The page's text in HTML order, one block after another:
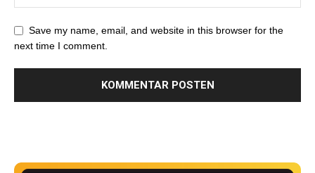
Save my name, email, and website in this browser for the
next time I comment.